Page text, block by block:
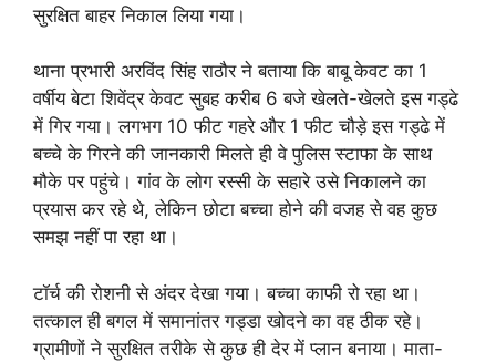
सुरक्षित बाहर निकाल लिया गया।
थाना प्रभारी अरविंद सिंह राठौर ने बताया कि बाबू केवट का 1
वर्षीय बेटा शिवेंद्र केवट सुबह करीब 6 बजे खेलते-खेलते इस गड्ढे
में गिर गया। लगभग 10 फीट गहरे और 1 फीट चौड़े इस गड्ढे में
बच्चे के गिरने की जानकारी मिलते ही वे पुलिस स्टाफा के साथ
मौके पर पहुंचे। गांव के लोग रस्सी के सहारे उसे निकालने का
प्रयास कर रहे थे, लेकिन छोटा बच्चा होने की वजह से वह कुछ
समझ नहीं पा रहा था।
टॉर्च की रोशनी से अंदर देखा गया। बच्चा काफी रो रहा था।
तत्काल ही बगल में समानांतर गड्डा खोदने का वह ठीक रहे।
ग्रामीणों ने सुरक्षित तरीके से कुछ ही देर में प्लान बनाया। माता-